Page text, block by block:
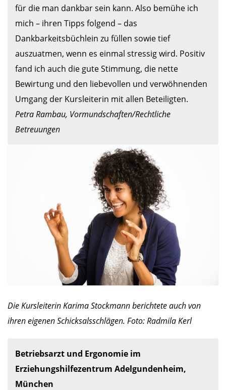
für die man dankbar sein kann. Also bemühe ich
mich – ihren Tipps folgend – das
Dankbarkeitsbüchlein zu füllen sowie tief
auszuatmen, wenn es einmal stressig wird. Positiv
fand ich auch die gute Stimmung, die nette
Bewirtung und den liebevollen und verwöhnenden
Petra Rambau, Vormundschaften/Rechtliche
Betreuungen
Die Kursleiterin Karima Stockmann berichtete auch von
ihren eigenen Schicksalsschlägen. Foto: Radmila Kerl
Betriebsarzt und Ergonomie im
Erziehungshilfezentrum Adelgundenheim,
München